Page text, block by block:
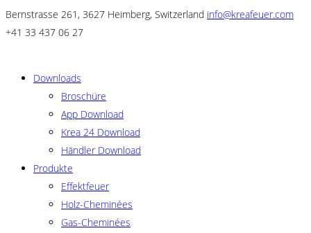
Bernstrasse 261, 3627 Heimberg, Switzerland info@kreafeuer.com
+41 33 437 06 27
Downloads
Broschüre
App Download
Krea 24 Download
Händler Download
Produkte
Effektfeuer
Holz-Cheminées
Gas-Cheminées